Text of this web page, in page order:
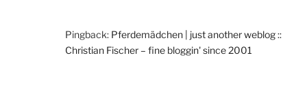
Pingback: Pferdemädchen | just another weblog ::
Christian Fischer – fine bloggin' since 2001